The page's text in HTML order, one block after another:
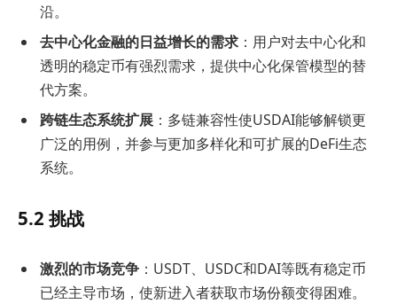
沿。
去中心化金融的日益增长的需求 ：用户对去中心化和
透明的稳定币有强烈需求，提供中心化保管模型的替
代方案。
跨链生态系统扩展 ：多链兼容性使USDAI能够解锁更
广泛的用例，并参与更加多样化和可扩展的DeFi生态
系统。
5.2 挑战
激烈的市场竞争 ：USDT、USDC和DAI等既有稳定币
已经主导市场，使新进入者获取市场份额变得困难。